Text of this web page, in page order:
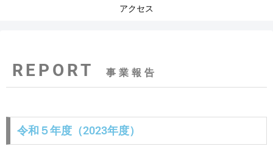
アクセス
REPORT 事業報告
令和５年度（2023年度）